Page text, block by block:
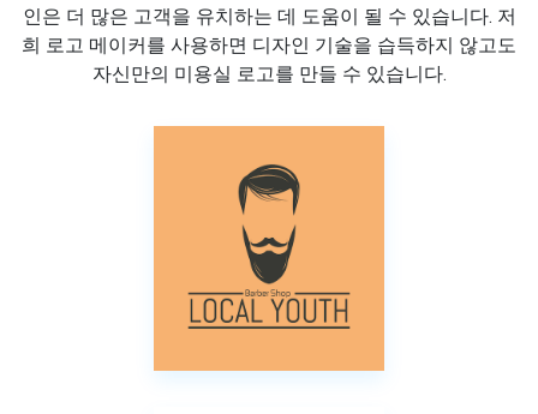
인은 더 많은 고객을 유치하는 데 도움이 될 수 있습니다. 저
희 로고 메이커를 사용하면 디자인 기술을 습득하지 않고도
자신만의 미용실 로고를 만들 수 있습니다.